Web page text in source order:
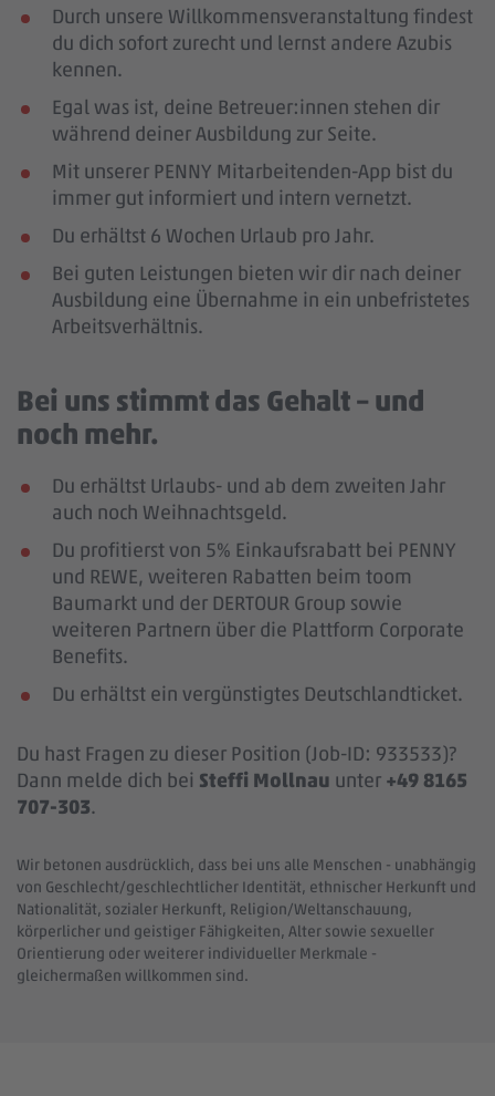
Durch unsere Willkommensveranstaltung findest
du dich sofort zurecht und lernst andere Azubis
kennen.
Egal was ist, deine Betreuer:innen stehen dir
während deiner Ausbildung zur Seite.
Mit unserer PENNY Mitarbeitenden-App bist du
immer gut informiert und intern vernetzt.
Du erhältst 6 Wochen Urlaub pro Jahr.
Bei guten Leistungen bieten wir dir nach deiner
Ausbildung eine Übernahme in ein unbefristetes
Arbeitsverhältnis.
Bei uns stimmt das Gehalt – und
noch mehr.
Du erhältst Urlaubs- und ab dem zweiten Jahr
auch noch Weihnachtsgeld.
Du profitierst von 5% Einkaufsrabatt bei PENNY
und REWE, weiteren Rabatten beim toom
Baumarkt und der DERTOUR Group sowie
weiteren Partnern über die Plattform Corporate
Benefits.
Du erhältst ein vergünstigtes Deutschlandticket.
Du hast Fragen zu dieser Position (Job-ID: 933533)?
Dann melde dich bei Steffi Mollnau unter +49 8165
707-303.
Wir betonen ausdrücklich, dass bei uns alle Menschen - unabhängig
von Geschlecht/geschlechtlicher Identität, ethnischer Herkunft und
Nationalität, sozialer Herkunft, Religion/Weltanschauung,
körperlicher und geistiger Fähigkeiten, Alter sowie sexueller
Orientierung oder weiterer individueller Merkmale -
gleichermaßen willkommen sind.